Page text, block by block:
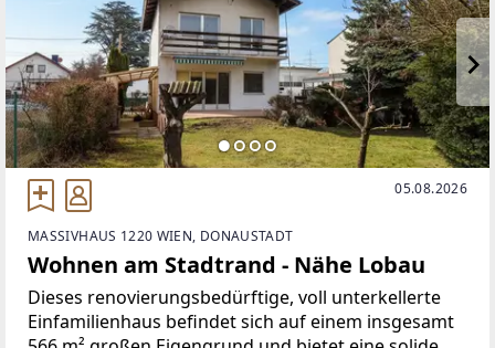
05.08.2026
MASSIVHAUS 1220 WIEN, DONAUSTADT
Wohnen am Stadtrand - Nähe Lobau
Dieses renovierungsbedürftige, voll unterkellerte
Einfamilienhaus befindet sich auf einem insgesamt